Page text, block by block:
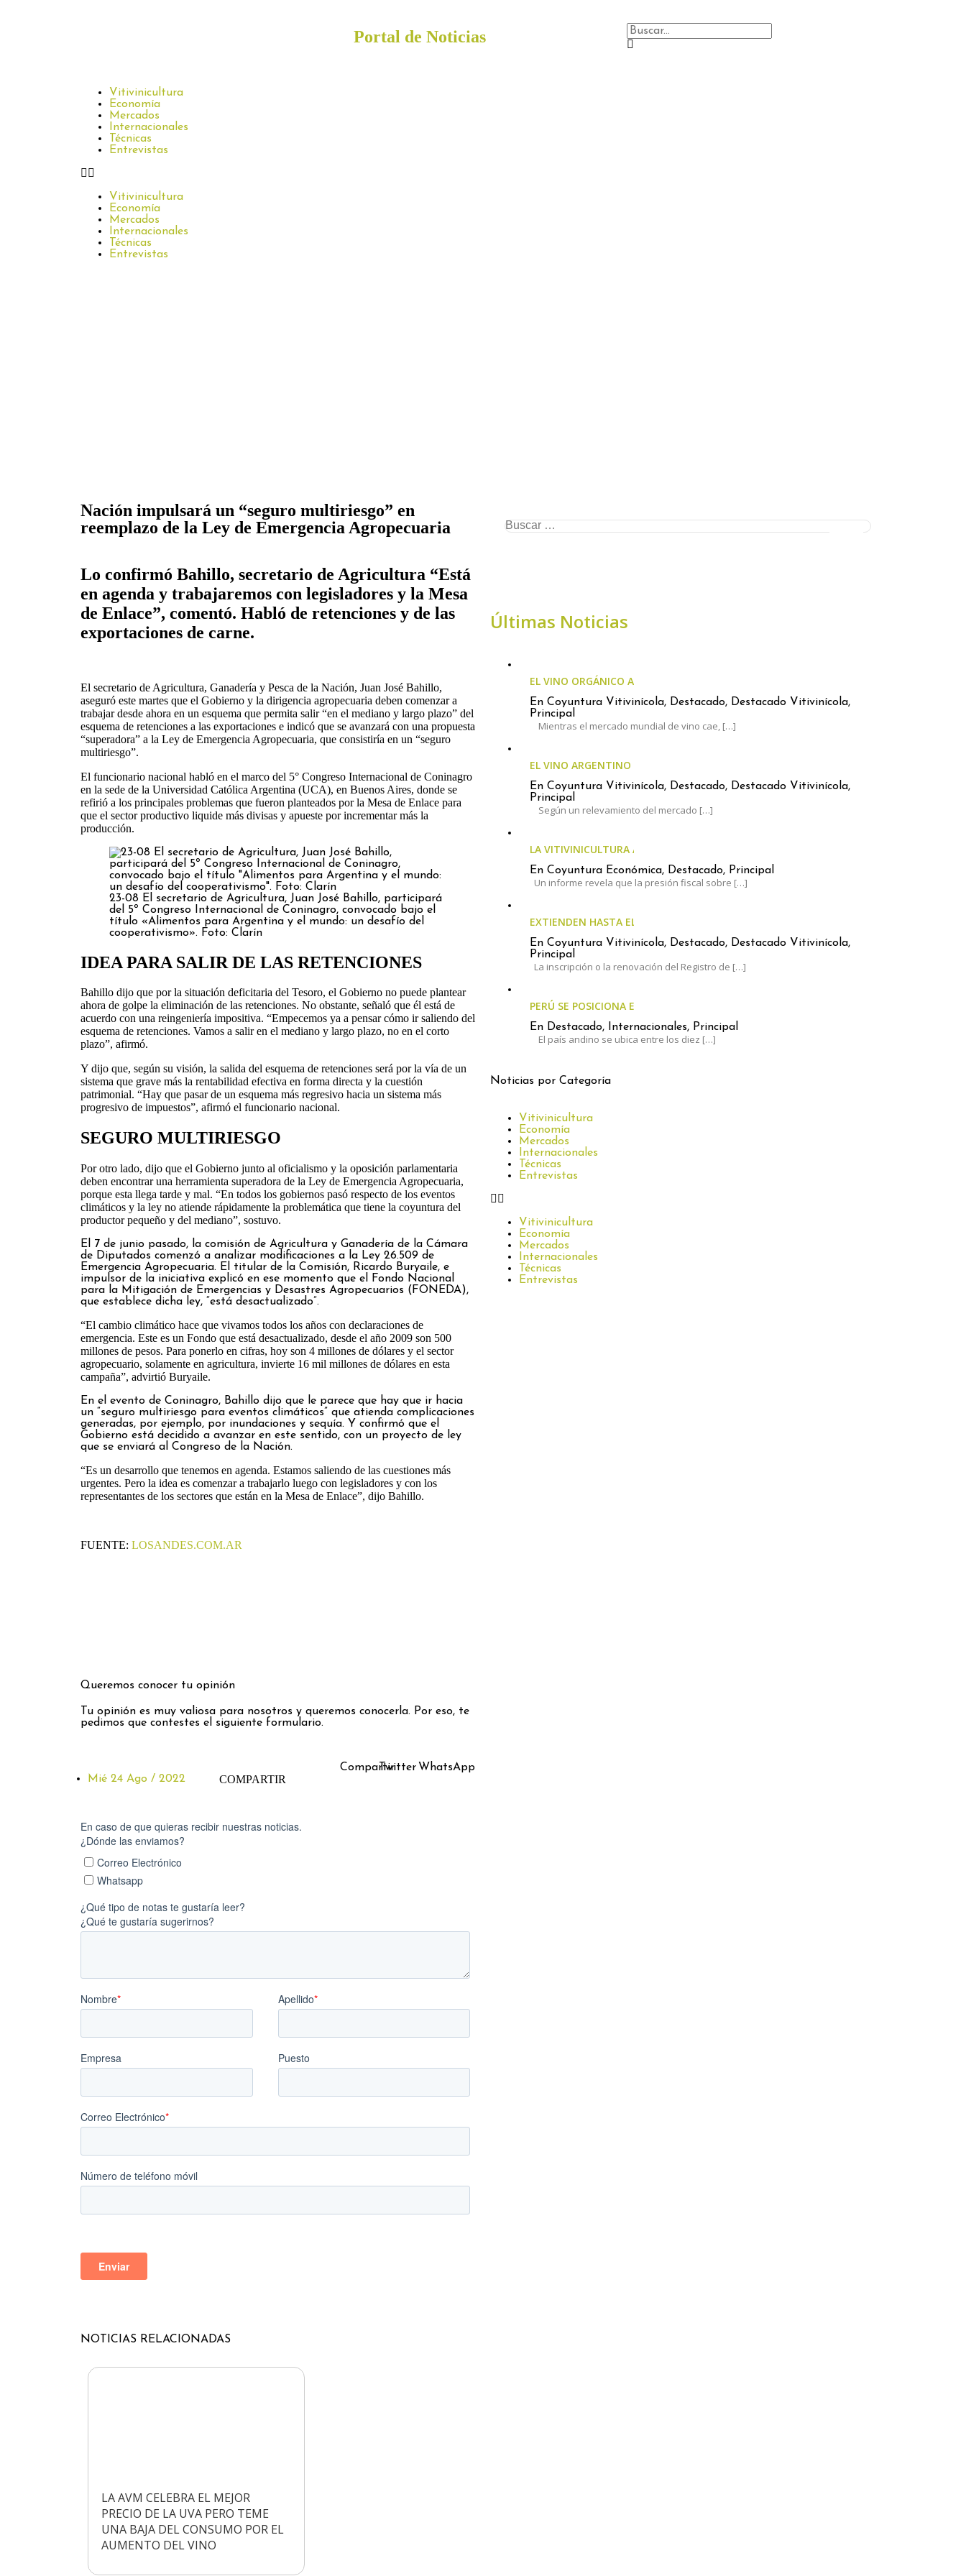
Portal de Noticias
Vitivinicultura
Economía
Mercados
Internacionales
Técnicas
Entrevistas
Vitivinicultura
Economía
Mercados
Internacionales
Técnicas
Entrevistas
Nación impulsará un “seguro multiriesgo” en
reemplazo de la Ley de Emergencia Agropecuaria
Lo confirmó Bahillo, secretario de Agricultura “Está
en agenda y trabajaremos con legisladores y la Mesa
de Enlace”, comentó. Habló de retenciones y de las
exportaciones de carne.
El secretario de Agricultura, Ganadería y Pesca de la Nación, Juan José Bahillo,
aseguró este martes que el Gobierno y la dirigencia agropecuaria deben comenzar a
trabajar desde ahora en un esquema que permita salir “en el mediano y largo plazo” del
esquema de retenciones a las exportaciones e indicó que se avanzará con una propuesta
“superadora” a la Ley de Emergencia Agropecuaria, que consistiría en un “seguro
multiriesgo”.
El funcionario nacional habló en el marco del 5° Congreso Internacional de Coninagro
en la sede de la Universidad Católica Argentina (UCA), en Buenos Aires, donde se
refirió a los principales problemas que fueron planteados por la Mesa de Enlace para
que el sector productivo liquide más divisas y apueste por incrementar más la
producción.
23-08 El secretario de Agricultura, Juan José Bahillo, participará
del 5º Congreso Internacional de Coninagro, convocado bajo el
título «Alimentos para Argentina y el mundo: un desafío del
cooperativismo». Foto: Clarín
IDEA PARA SALIR DE LAS RETENCIONES
Bahillo dijo que por la situación deficitaria del Tesoro, el Gobierno no puede plantear
ahora de golpe la eliminación de las retenciones. No obstante, señaló que él está de
acuerdo con una reingeniería impositiva. “Empecemos ya a pensar cómo ir saliendo del
esquema de retenciones. Vamos a salir en el mediano y largo plazo, no en el corto
plazo”, afirmó.
Y dijo que, según su visión, la salida del esquema de retenciones será por la vía de un
sistema que grave más la rentabilidad efectiva en forma directa y la cuestión
patrimonial. “Hay que pasar de un esquema más regresivo hacia un sistema más
progresivo de impuestos”, afirmó el funcionario nacional.
SEGURO MULTIRIESGO
Por otro lado, dijo que el Gobierno junto al oficialismo y la oposición parlamentaria
deben encontrar una herramienta superadora de la Ley de Emergencia Agropecuaria,
porque esta llega tarde y mal. “En todos los gobiernos pasó respecto de los eventos
climáticos y la ley no atiende rápidamente la problemática que tiene la coyuntura del
productor pequeño y del mediano”, sostuvo.
El 7 de junio pasado, la comisión de Agricultura y Ganadería de la Cámara
de Diputados comenzó a analizar modificaciones a la Ley 26.509 de
Emergencia Agropecuaria. El titular de la Comisión, Ricardo Buryaile, e
impulsor de la iniciativa explicó en ese momento que el Fondo Nacional
para la Mitigación de Emergencias y Desastres Agropecuarios (FONEDA),
que establece dicha ley, “está desactualizado”.
“El cambio climático hace que vivamos todos los años con declaraciones de
emergencia. Este es un Fondo que está desactualizado, desde el año 2009 son 500
millones de pesos. Para ponerlo en cifras, hoy son 4 millones de dólares y el sector
agropecuario, solamente en agricultura, invierte 16 mil millones de dólares en esta
campaña”, advirtió Buryaile.
En el evento de Coninagro, Bahillo dijo que le parece que hay que ir hacia
un “seguro multiriesgo para eventos climáticos” que atienda complicaciones
generadas, por ejemplo, por inundaciones y sequía. Y confirmó que el
Gobierno está decidido a avanzar en este sentido, con un proyecto de ley
que se enviará al Congreso de la Nación.
“Es un desarrollo que tenemos en agenda. Estamos saliendo de las cuestiones más
urgentes. Pero la idea es comenzar a trabajarlo luego con legisladores y con los
representantes de los sectores que están en la Mesa de Enlace”, dijo Bahillo.
FUENTE: LOSANDES.COM.AR
Queremos conocer tu opinión
Tu opinión es muy valiosa para nosotros y queremos conocerla. Por eso, te
pedimos que contestes el siguiente formulario.
Mié 24 Ago / 2022 COMPARTIR
CompartirTwitter WhatsApp
NOTICIAS RELACIONADAS
LA AVM CELEBRA EL MEJOR
PRECIO DE LA UVA PERO TEME
UNA BAJA DEL CONSUMO POR EL
AUMENTO DEL VINO
Últimas Noticias
EL VINO ORGÁNICO ARGENTINO CRECE A CONTRAMANO DEL CONSUMO GLOBAL
En Coyuntura Vitivinícola, Destacado, Destacado Vitivinícola,
Principal
Mientras el mercado mundial de vino cae, […]
EL VINO ARGENTINO AUMENTÓ MENOS QUE LA INFLACIÓN
En Coyuntura Vitivinícola, Destacado, Destacado Vitivinícola,
Principal
Según un relevamiento del mercado […]
LA VITIVINICULTURA ARGENTINA, AL LÍMITE: EL ESTADO SE LLEVA EL 62% DE SUS
En Coyuntura Económica, Destacado, Principal
Un informe revela que la presión fiscal sobre […]
EXTIENDEN HASTA EL 30 DE JUNIO EL PLAZO PARA ACTUALIZAR EL RUT-SIA
En Coyuntura Vitivinícola, Destacado, Destacado Vitivinícola,
Principal
La inscripción o la renovación del Registro de […]
PERÚ SE POSICIONA ENTRE LOS LÍDERES MUNDIALES EN UVA DE MESA CON UN
En Destacado, Internacionales, Principal
El país andino se ubica entre los diez […]
Noticias por Categoría
Vitivinicultura
Economía
Mercados
Internacionales
Técnicas
Entrevistas
Vitivinicultura
Economía
Mercados
Internacionales
Técnicas
Entrevistas